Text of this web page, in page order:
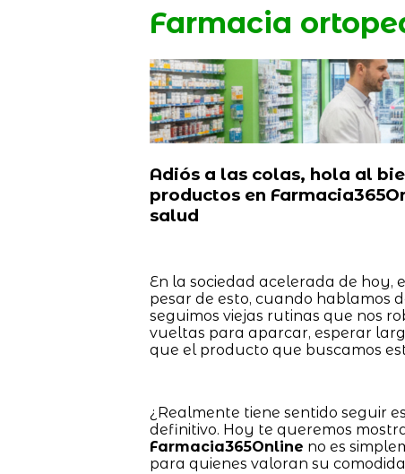
Farmacia
Adiós a las colas, hola al
productos en
salud
En la sociedad acelerada de hoy,
pesar de esto, cuando hablamos
seguimos viejas rutinas que nos
vueltas para aparcar, esperar
que el producto que buscamos
¿Realmente tiene sentido seguir
definitivo. Hoy te queremos
Farmacia365Online no es
para quienes valoran su